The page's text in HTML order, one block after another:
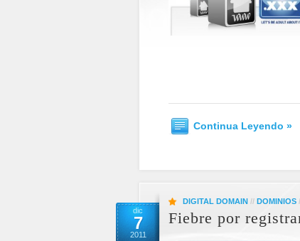
Continua Leyendo »
dic
7
2011
DIGITAL DOMAIN // DOMINIOS
Fiebre por